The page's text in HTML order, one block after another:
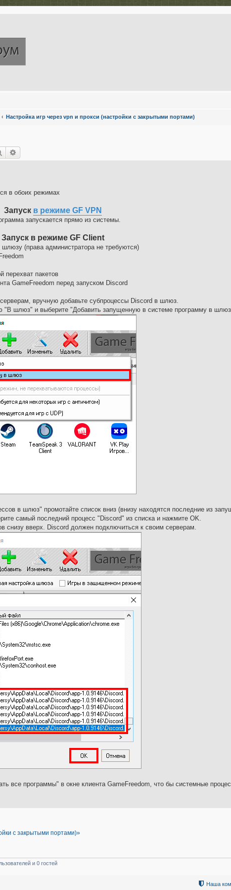
Настройка игр через vpn и прокси (настройки с закрытыми портами)
Поиск
в обоих режимах
Запуск в режиме GF VPN
запускается прямо из системы.
Запуск в режиме GF Client
(права администратора не требуются)
перехват пакетов
GameFreedom перед запуском Discord
вручную добавьте субпроцессы Discord в шлюз.
"В шлюз" и выберите "Добавить запущенную в системе программу в
в шлюз" промотайте список вниз (внизу находятся последние из
самый последний процесс "Discord" из списка и нажмите OK.
снизу вверх. Discord должен подключиться к своим серверам.
все программы" в окне клиента GameFreedom, что бы системные
с закрытыми портами)»
и 0 гостей
Наша